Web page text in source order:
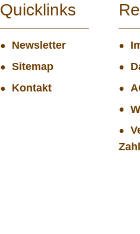
Quicklinks
Newsletter
Sitemap
Kontakt